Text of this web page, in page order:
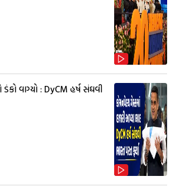
વાગ્યો : DyCM હર્ષ સંઘવી